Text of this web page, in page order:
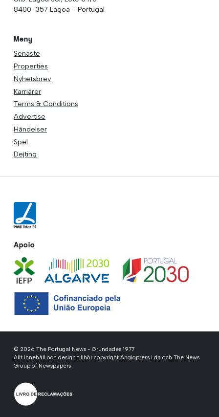
8400-357 Lagoa - Portugal
Meny
Senaste
Properties
Nyhetsbrev
Karriärer
Terms & Conditions
Advertise
Händelser
Spel
Dejting
Apoio
© 2026 The Portugal News - Grundades 1977
Allt innehåll och design tillhör copyright Anglopress Lda och The News
Group of Newspapers